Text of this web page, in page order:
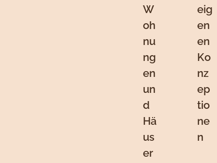
W
oh
nu
ng
en
un
d
Hä
us
er
eig
en
en
Ko
nz
ep
tio
ne
n